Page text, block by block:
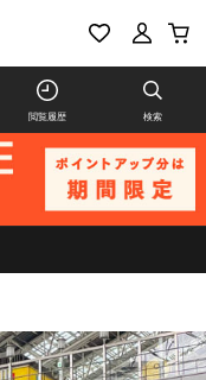
閲覧履歴 検索